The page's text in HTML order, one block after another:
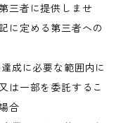
三者に提供しませ
に定める第三者への
成に必要な範囲内に
は一部を委託するこ
合